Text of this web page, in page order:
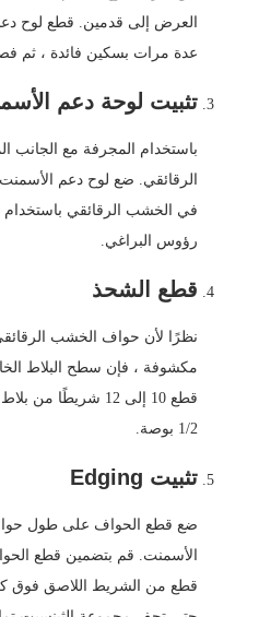
العرض إلى قدمين. قطع لوح
عدة مرات بسكين فائدة ، ثم
تثبيت لوحة دعم
رؤوس البراغي.
قطع الشحذ
نظرًا لأن حواف الخشب
مكشوفة ، فإن سطح البلاط
1/2 بوصة.
تثبيت Edging
ضع قطع الحواف على طول
قطع من الشريط اللاصق فوق كل